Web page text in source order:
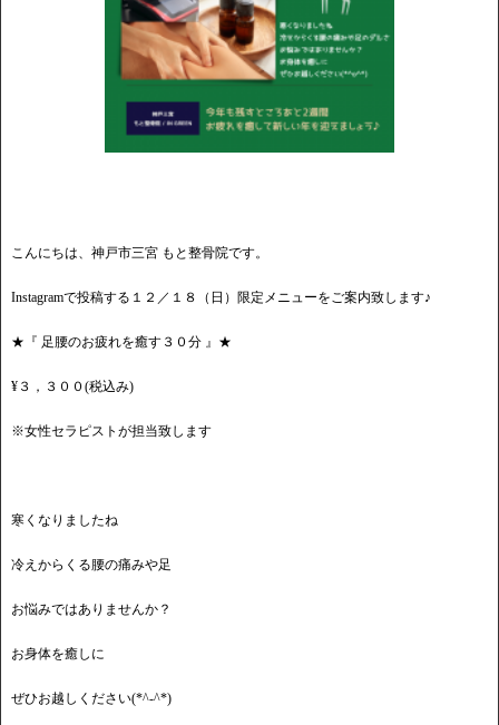
こんにちは、神戸市三宮 もと整骨院です。
Instagramで投稿する１２／１８（日）限定メニューをご案内致します♪
★『 足腰のお疲れを癒す３０分 』★
¥３，３００(税込み)
※女性セラピストが担当致します
寒くなりましたね
冷えからくる腰の痛みや足
お悩みではありませんか？
お身体を癒しに
ぜひお越しください(*^-^*)